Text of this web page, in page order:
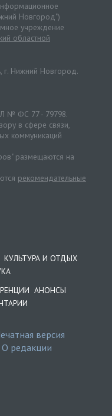
Новгород")
учреждение
областной
г. Нижний Новгород.
№ ФС 77 - 79798.
в сфере связи,
коммуникаций
размещаются на
рекомендательные
КУЛЬТУРА И ОТДЫХ
АНОНСЫ
версия
О редакции